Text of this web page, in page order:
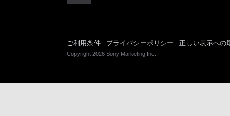
ご利用条件 プライバシーポリシー 正しい表示への
Copyright 2026 Sony Marketing Inc.